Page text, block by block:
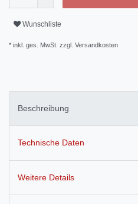
Wunschliste
* inkl. ges. MwSt. zzgl. Versandkosten
Beschreibung
Technische Daten
Weitere Details